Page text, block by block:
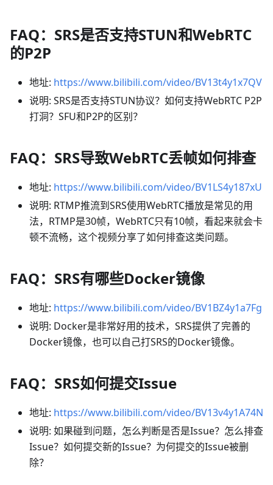
FAQ：SRS是否支持STUN和WebRTC
的P2P
地址: https://www.bilibili.com/video/BV13t4y1x7QV
说明: SRS是否支持STUN协议？如何支持WebRTC P2P
打洞？SFU和P2P的区别？
FAQ：SRS导致WebRTC丢帧如何排查
地址: https://www.bilibili.com/video/BV1LS4y187xU
说明: RTMP推流到SRS使用WebRTC播放是常见的用
法，RTMP是30帧，WebRTC只有10帧，看起来就会卡
顿不流畅，这个视频分享了如何排查这类问题。
FAQ：SRS有哪些Docker镜像
地址: https://www.bilibili.com/video/BV1BZ4y1a7Fg
说明: Docker是非常好用的技术，SRS提供了完善的
Docker镜像，也可以自己打SRS的Docker镜像。
FAQ：SRS如何提交Issue
地址: https://www.bilibili.com/video/BV13v4y1A74N
说明: 如果碰到问题，怎么判断是否是Issue？怎么排查
Issue？如何提交新的Issue？为何提交的Issue被删
除？